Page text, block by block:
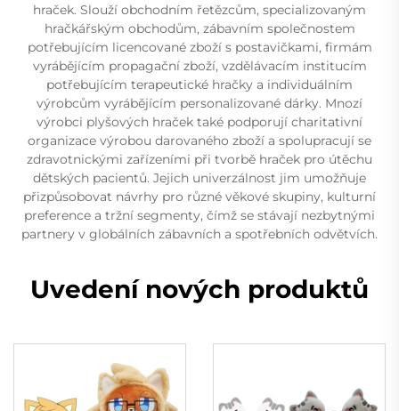
hraček. Slouží obchodním řetězcům, specializovaným
hračkářským obchodům, zábavním společnostem
potřebujícím licencované zboží s postavičkami, firmám
vyrábějícím propagační zboží, vzdělávacím institucím
potřebujícím terapeutické hračky a individuálním
výrobcům vyrábějícím personalizované dárky. Mnozí
výrobci plyšových hraček také podporují charitativní
organizace výrobou darovaného zboží a spolupracují se
zdravotnickými zařízeními při tvorbě hraček pro útěchu
dětských pacientů. Jejich univerzálnost jim umožňuje
přizpůsobovat návrhy pro různé věkové skupiny, kulturní
preference a tržní segmenty, čímž se stávají nezbytnými
partnery v globálních zábavních a spotřebních odvětvích.
Uvedení nových produktů